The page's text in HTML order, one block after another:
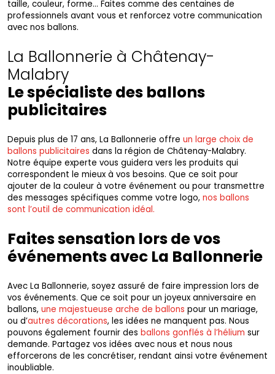
taille, couleur, forme… Faites comme des centaines de
professionnels avant vous et renforcez votre communication
avec nos ballons.
La Ballonnerie à Châtenay-
Malabry
Le spécialiste des ballons
publicitaires
Depuis plus de 17 ans, La Ballonnerie offre un large choix de
ballons publicitaires dans la région de Châtenay-Malabry.
Notre équipe experte vous guidera vers les produits qui
correspondent le mieux à vos besoins. Que ce soit pour
ajouter de la couleur à votre événement ou pour transmettre
des messages spécifiques comme votre logo, nos ballons
sont l’outil de communication idéal.
Faites sensation lors de vos
événements avec La Ballonnerie
Avec La Ballonnerie, soyez assuré de faire impression lors de
vos événements. Que ce soit pour un joyeux anniversaire en
ballons, une majestueuse arche de ballons pour un mariage,
ou d’autres décorations, les idées ne manquent pas. Nous
pouvons également fournir des ballons gonflés à l’hélium sur
demande. Partagez vos idées avec nous et nous nous
efforcerons de les concrétiser, rendant ainsi votre événement
inoubliable.